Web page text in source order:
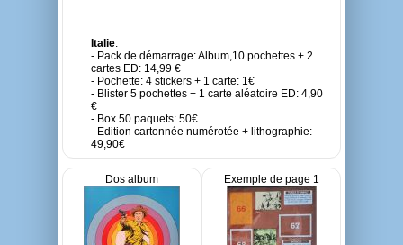
Italie:
- Pack de démarrage: Album,10 pochettes + 2
cartes ED: 14,99 €
- Pochette: 4 stickers + 1 carte: 1€
- Blister 5 pochettes + 1 carte aléatoire ED: 4,90
€
- Box 50 paquets: 50€
- Edition cartonnée numérotée + lithographie:
49,90€
Dos album Exemple de page 1